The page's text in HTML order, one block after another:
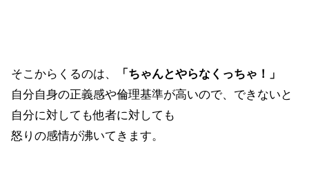
そこからくるのは、 「ちゃんとやらなくっちゃ！」
自分自身の正義感や倫理基準が高いので、できないと
自分に対しても他者に対しても
怒りの感情が沸いてきます。